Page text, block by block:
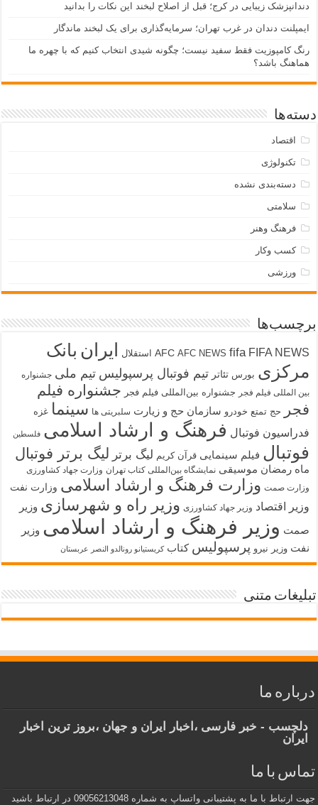
دندانپزشک زیبایی در کرج؛ قبل از اصلاح لبخند این نکات را بدانید
ایمپلنت دندان در غرب تهران؛ سرمایه‌گذاری برای یک لبخند ماندگار
رنگ کامپوزیت فقط سفید نیست؛ چگونه شیدی انتخاب کنیم که با چهره ما
هماهنگ باشد؟
دسته‌ها
اقتصاد
تکنولوژی
دسته‌بندی نشده
سلامتی
فرهنگ وهنر
کسب وکار
ورزشی
برچسب‌ها
AFC AFC NEWS fifa FIFA NEWS استقلال ایران بانک
مرکزی بورس تئاتر تیم فوتبال پرسپولیس تیم ملی جشنواره
بین المللی فیلم فجر جشنواره بین‌المللی فیلم فجر جشنواره فیلم
فجر
حج تمتع خودرو سازمان حج و زیارت سلبریتی ها سینما غزه
فدراسیون فوتبال فرهنگ و ارشاد اسلامی فلسطین
فوتبال فیلم سینمایی قرآن کریم لیگ برتر لیگ برتر فوتبال
ماه رمضان موسیقی نمایشگاه بین‌المللی کتاب تهران وزارت جهاد کشاورزی
وزارت صمت وزارت فرهنگ و ارشاد اسلامی وزارت نفت
وزیر اقتصاد وزیر جهاد کشاورزی وزیر راه و شهرسازی وزیر
صمت وزیر فرهنگ و ارشاد اسلامی وزیر
نفت وزیر نیرو پرسپولیس کتاب کریستیانو رونالدو النصر عربستان
تبلیغات متنی
درباره ما
دلچسب - خبر فارسی ،اخبار ایران و جهان ،بروز ترین اخبار
ایران
تماس با ما
جهت ارتباط با ما به پشتیبانی واتساپ به شماره 09056213048 در ارتباط باشید